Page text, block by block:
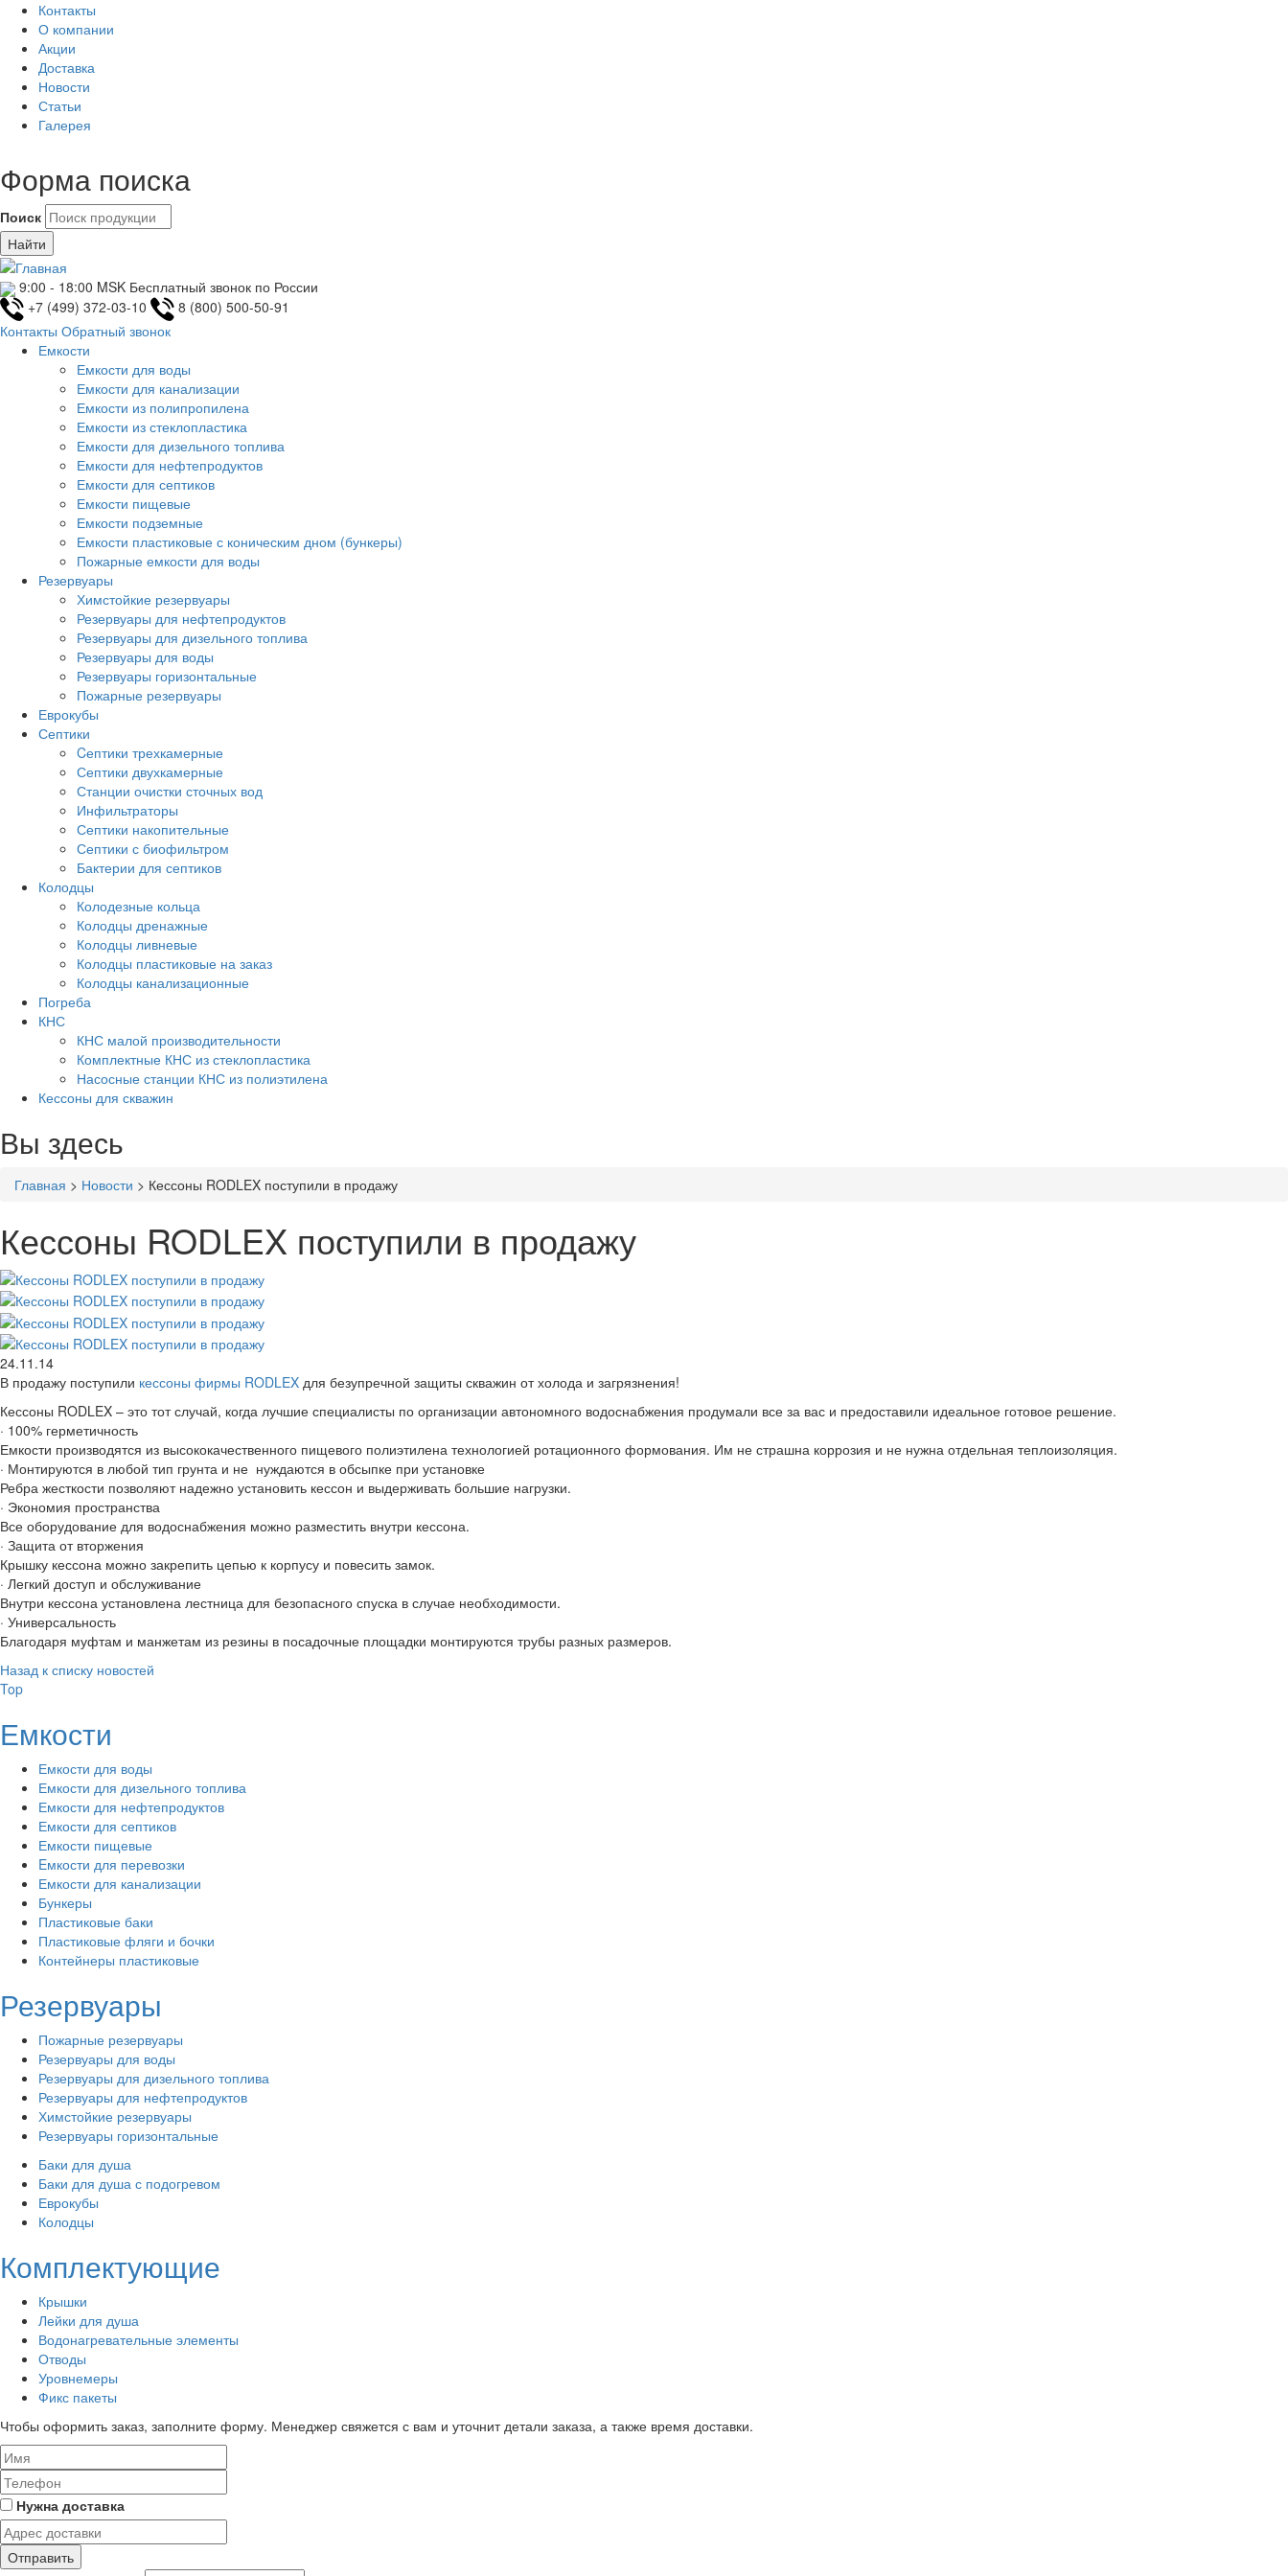
Контакты
О компании
Акции
Доставка
Новости
Статьи
Галерея
Форма поиска
Поиск
9:00 - 18:00 MSK Бесплатный звонок по России
+7 (499) 372-03-10
8 (800) 500-50-91
Контакты Обратный звонок
Емкости
Емкости для воды
Емкости для канализации
Емкости из полипропилена
Емкости из стеклопластика
Емкости для дизельного топлива
Емкости для нефтепродуктов
Емкости для септиков
Емкости пищевые
Емкости подземные
Емкости пластиковые с коническим дном (бункеры)
Пожарные емкости для воды
Резервуары
Химстойкие резервуары
Резервуары для нефтепродуктов
Резервуары для дизельного топлива
Резервуары для воды
Резервуары горизонтальные
Пожарные резервуары
Еврокубы
Септики
Cептики трехкамерные
Септики двухкамерные
Станции очистки сточных вод
Инфильтраторы
Септики накопительные
Септики с биофильтром
Бактерии для септиков
Колодцы
Колодезные кольца
Колодцы дренажные
Колодцы ливневые
Колодцы пластиковые на заказ
Колодцы канализационные
Погреба
КНС
КНС малой производительности
Комплектные КНС из стеклопластика
Насосные станции КНС из полиэтилена
Кессоны для скважин
Вы здесь
Главная > Новости > Кессоны RODLEX поступили в продажу
Кессоны RODLEX поступили в продажу
24.11.14
В продажу поступили кессоны фирмы RODLEX для безупречной защиты скважин от холода и загрязнения!
Кессоны RODLEX – это тот случай, когда лучшие специалисты по организации автономного водоснабжения продумали все за вас и предоставили идеальное готовое решение.
· 100% герметичность
Емкости производятся из высококачественного пищевого полиэтилена технологией ротационного формования. Им не страшна коррозия и не нужна отдельная теплоизоляция.
· Монтируются в любой тип грунта и не нуждаются в обсыпке при установке
Ребра жесткости позволяют надежно установить кессон и выдерживать большие нагрузки.
· Экономия пространства
Все оборудование для водоснабжения можно разместить внутри кессона.
· Защита от вторжения
Крышку кессона можно закрепить цепью к корпусу и повесить замок.
· Легкий доступ и обслуживание
Внутри кессона установлена лестница для безопасного спуска в случае необходимости.
· Универсальность
Благодаря муфтам и манжетам из резины в посадочные площадки монтируются трубы разных размеров.
Назад к списку новостей
Top
Емкости
Емкости для воды
Емкости для дизельного топлива
Емкости для нефтепродуктов
Емкости для септиков
Емкости пищевые
Eмкости для перевозки
Емкости для канализации
Бункеры
Пластиковые баки
Пластиковые фляги и бочки
Контейнеры пластиковые
Резервуары
Пожарные резервуары
Резервуары для воды
Резервуары для дизельного топлива
Резервуары для нефтепродуктов
Химстойкие резервуары
Резервуары горизонтальные
Баки для душа
Баки для душа с подогревом
Еврокубы
Колодцы
Комплектующие
Крышки
Лейки для душа
Водонагревательные элементы
Отводы
Уровнемеры
Фикс пакеты
Чтобы оформить заказ, заполните форму. Менеджер свяжется с вам и уточнит детали заказа, а также время доставки.
Нужна доставка